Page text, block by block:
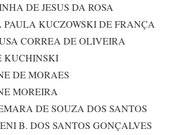
DE JESUS DA ROSA
PAULA KUCZOWSKI DE FRANÇA
CORREA DE OLIVEIRA
KUCHINSKI
DE MORAES
MOREIRA
DE SOUZA DOS SANTOS
B. DOS SANTOS GONÇALVES